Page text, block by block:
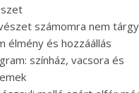
számomra nem
élmény és hozzáállás
színház, vacsora és